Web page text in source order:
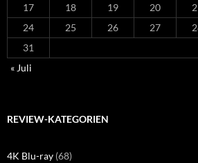
17
18 19 20
24
25 26 27
31
« Juli
REVIEW-KATEGORIEN
4K Blu-ray (68)